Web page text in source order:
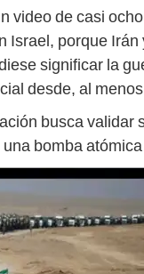
video de casi
Israel, porque
significar la
desde, al
busca validar
bomba